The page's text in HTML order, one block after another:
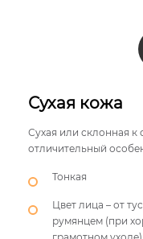
Сухая кожа
Сухая или склонная к
отличительный
Тонкая
Цвет лица – от
румянцем (при